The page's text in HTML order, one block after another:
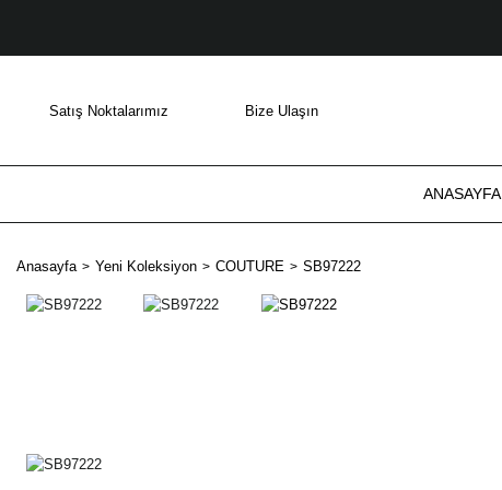
Satış Noktalarımız Bize Ulaşın
ANASAYFA
Anasayfa Yeni Koleksiyon COUTURE SB97222